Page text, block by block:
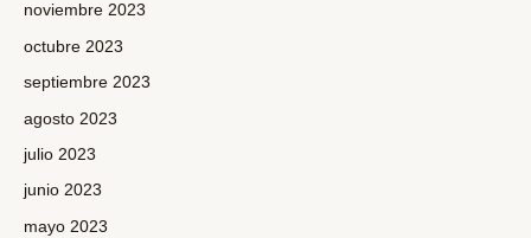
noviembre 2023
octubre 2023
septiembre 2023
agosto 2023
julio 2023
junio 2023
mayo 2023